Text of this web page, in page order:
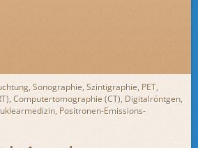
Sonographie, Szintigraphie, PET,
Computertomographie (CT), Digitalröntgen,
Positronen-Emissions-